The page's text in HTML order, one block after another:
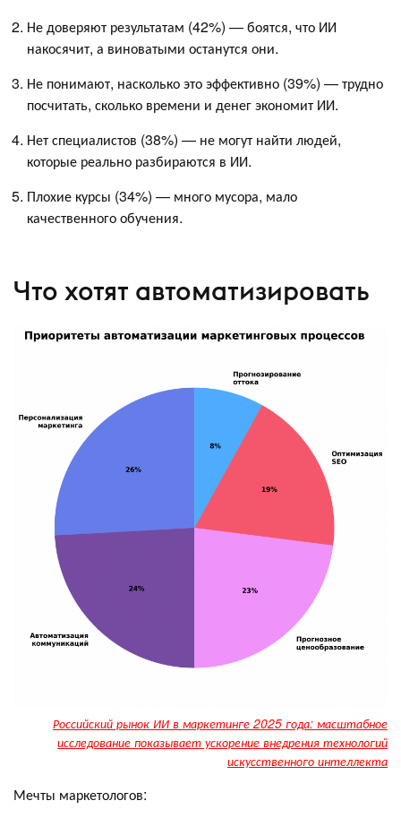
Не доверяют результатам (42%) — боятся, что ИИ
накосячит, а виноватыми останутся они.
Не понимают, насколько это эффективно (39%) — трудно
посчитать, сколько времени и денег экономит ИИ.
Нет специалистов (38%) — не могут найти людей,
которые реально разбираются в ИИ.
Плохие курсы (34%) — много мусора, мало
качественного обучения.
Что хотят автоматизировать
Российский рынок ИИ в маркетинге 2025 года: масштабное
исследование показывает ускорение внедрения технологий
искусственного интеллекта
Мечты маркетологов: